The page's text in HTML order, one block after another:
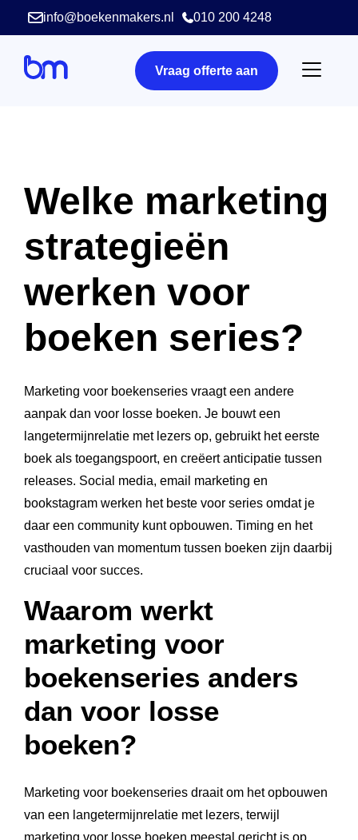
info@boekenmakers.nl 010 200 4248
Vraag offerte aan
Welke marketing
strategieën
werken voor
boeken series?
Marketing voor boekenseries vraagt een andere
aanpak dan voor losse boeken. Je bouwt een
langetermijnrelatie met lezers op, gebruikt het eerste
boek als toegangspoort, en creëert anticipatie tussen
releases. Social media, email marketing en
bookstagram werken het beste voor series omdat je
daar een community kunt opbouwen. Timing en het
vasthouden van momentum tussen boeken zijn daarbij
cruciaal voor succes.
Waarom werkt
marketing voor
boekenseries anders
dan voor losse
boeken?
Marketing voor boekenseries draait om het opbouwen
van een langetermijnrelatie met lezers, terwijl
marketing voor losse boeken meestal gericht is op